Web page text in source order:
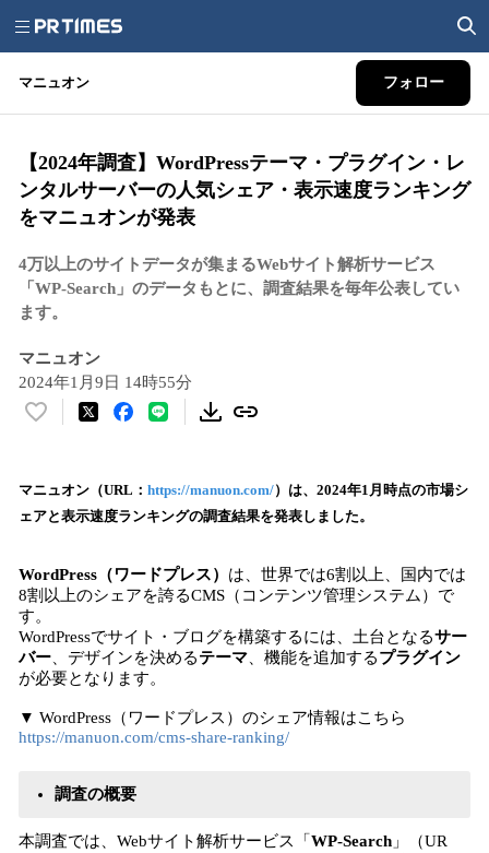
マニュオン フォロー
【2024年調査】WordPressテーマ・プラグイン・レ
ンタルサーバーの人気シェア・表示速度ランキング
をマニュオンが発表
4万以上のサイトデータが集まるWebサイト解析サービス
「WP-Search」のデータもとに、調査結果を毎年公表してい
ます。
マニュオン
2024年1月9日 14時55分
い
！
数
み
込
み
中
で
マニュオン（URL： https://manuon.com/）は、2024年1月時点の市場シ
ェアと表示速度ランキングの調査結果を発表しました。
WordPress（ワードプレス） は、世界では6割以上、国内では
8割以上のシェアを誇るCMS（コンテンツ管理システム）で
す。
WordPressでサイト・ブログを構築するには、土台となるサー
バー 、デザインを決めるテーマ 、機能を追加するプラグイン
が必要となります。
▼ WordPress（ワードプレス）のシェア情報はこちら
https://manuon.com/cms-share-ranking/
調査の概要
本調査では、Webサイト解析サービス「 WP-Search 」（UR